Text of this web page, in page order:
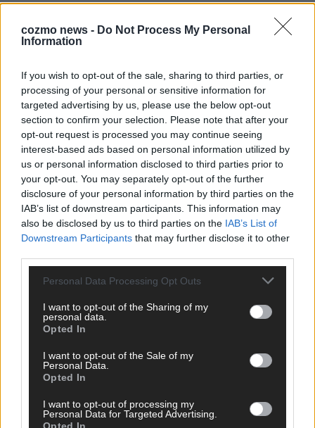
cozmo news - Do Not Process My Personal
Information
If you wish to opt-out of the sale, sharing to third parties, or
processing of your personal or sensitive information for
targeted advertising by us, please use the below opt-out
section to confirm your selection. Please note that after your
opt-out request is processed you may continue seeing
interest-based ads based on personal information utilized by
us or personal information disclosed to third parties prior to
your opt-out. You may separately opt-out of the further
disclosure of your personal information by third parties on the
IAB’s list of downstream participants. This information may
also be disclosed by us to third parties on the IAB’s List of
Downstream Participants that may further disclose it to other
Personal Data Processing Opt Outs
I want to opt-out of the Sharing of my
personal data.
Opted In
I want to opt-out of the Sale of my
Personal Data.
Opted In
I want to opt-out of processing my
Personal Data for Targeted Advertising.
ESC-Halbfinale 2: Das sagen die Wettquoten – vier sicher,
sechs zittern, einer chancenlos!
KOMMENTAR
Wer zahlt, steht im Finale – ist das beim ESC wirklich fair?
EXTRA
Eurovision Song Contest 2026: Das erste Halbfinale – der
Abend in Bildern
Mai 2026
AD
WERBE BEI UNS!